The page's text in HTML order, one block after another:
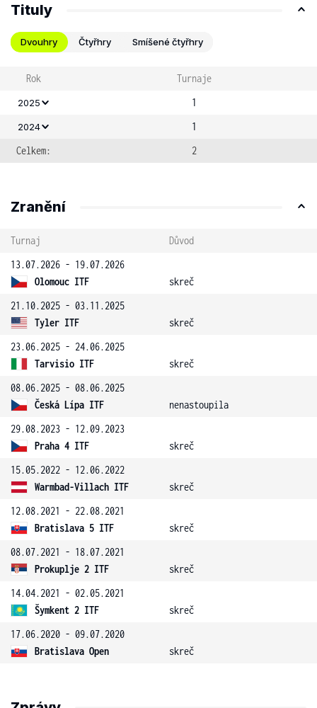
Tituly
Dvouhry Čtyřhry Smíšené čtyřhry
Rok Turnaje
2025 1
2024
1
Celkem:
2
Zranění
Turnaj
Důvod
13.07.2026 - 19.07.2026
Olomouc ITF
skreč
21.10.2025 - 03.11.2025
Tyler ITF
skreč
23.06.2025 - 24.06.2025
Tarvisio ITF
skreč
08.06.2025 - 08.06.2025
Česká Lípa ITF
nenastoupila
29.08.2023 - 12.09.2023
Praha 4 ITF
skreč
15.05.2022 - 12.06.2022
Warmbad-Villach ITF
skreč
12.08.2021 - 22.08.2021
Bratislava 5 ITF
skreč
08.07.2021 - 18.07.2021
Prokuplje 2 ITF
skreč
14.04.2021 - 02.05.2021
Šymkent 2 ITF
skreč
17.06.2020 - 09.07.2020
Bratislava Open
skreč